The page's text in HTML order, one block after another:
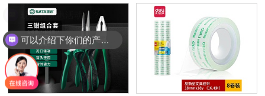
现在有优惠活动么？